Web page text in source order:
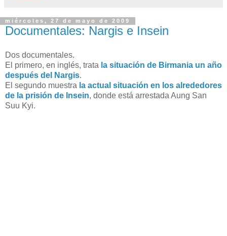
miércoles, 27 de mayo de 2009
Documentales: Nargis e Insein
Dos documentales.
El primero, en inglés, trata la situación de Birmania un año
después del Nargis.
El segundo muestra la actual situación en los alrededores
de la prisión de Insein, donde está arrestada Aung San
Suu Kyi.